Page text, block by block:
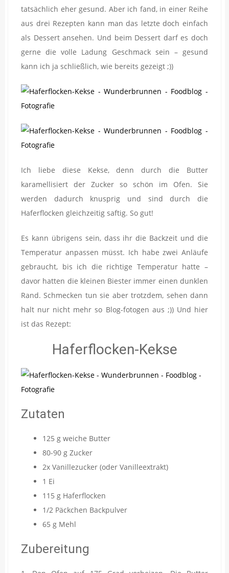
tatsächlich eher gesund. Aber ich fand, in einer Reihe
aus drei Rezepten kann man das letzte doch einfach
als Dessert ansehen. Und beim Dessert darf es doch
gerne die volle Ladung Geschmack sein – gesund
kann ich ja schließlich, wie bereits gezeigt ;))
Ich liebe diese Kekse, denn durch die Butter
karamellisiert der Zucker so schön im Ofen. Sie
werden dadurch knusprig und sind durch die
Haferflocken gleichzeitig saftig. So gut!
Es kann übrigens sein, dass ihr die Backzeit und die
Temperatur anpassen müsst. Ich habe zwei Anläufe
gebraucht, bis ich die richtige Temperatur hatte –
davor hatten die kleinen Biester immer einen dunklen
Rand. Schmecken tun sie aber trotzdem, sehen dann
halt nur nicht mehr so Blog-fotogen aus ;)) Und hier
ist das Rezept:
Haferflocken-Kekse
Zutaten
125 g weiche Butter
80-90 g Zucker
2x Vanillezucker (oder Vanilleextrakt)
1 Ei
115 g Haferflocken
1/2 Päckchen Backpulver
65 g Mehl
Zubereitung